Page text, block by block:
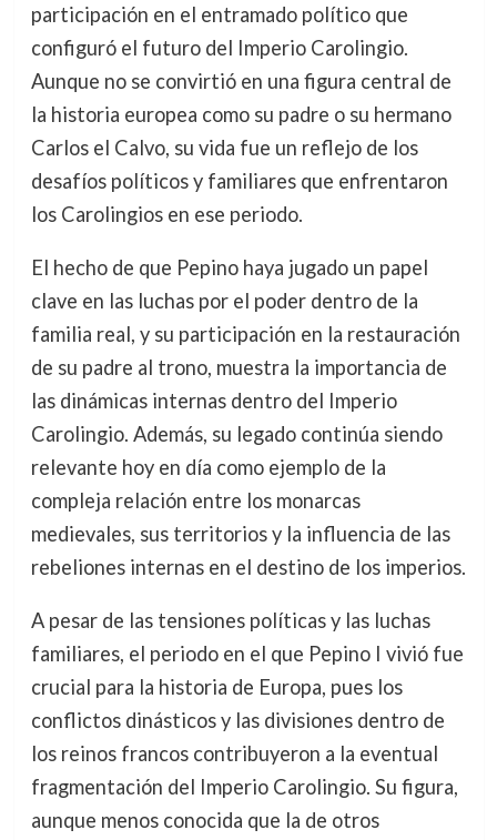
participación en el entramado político que
configuró el futuro del Imperio Carolingio.
Aunque no se convirtió en una figura central de
la historia europea como su padre o su hermano
Carlos el Calvo, su vida fue un reflejo de los
desafíos políticos y familiares que enfrentaron
los Carolingios en ese periodo.
El hecho de que Pepino haya jugado un papel
clave en las luchas por el poder dentro de la
familia real, y su participación en la restauración
de su padre al trono, muestra la importancia de
las dinámicas internas dentro del Imperio
Carolingio. Además, su legado continúa siendo
relevante hoy en día como ejemplo de la
compleja relación entre los monarcas
medievales, sus territorios y la influencia de las
rebeliones internas en el destino de los imperios.
A pesar de las tensiones políticas y las luchas
familiares, el periodo en el que Pepino I vivió fue
crucial para la historia de Europa, pues los
conflictos dinásticos y las divisiones dentro de
los reinos francos contribuyeron a la eventual
fragmentación del Imperio Carolingio. Su figura,
aunque menos conocida que la de otros